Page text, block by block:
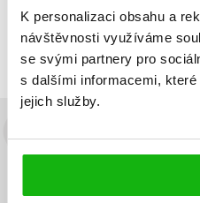
K personalizaci obsahu a
návštěvnosti využíváme
se svými partnery pro
s dalšími informacemi,
jejich služby.
Budete to vědět jako
Zajímá Vás, jaký knižní hit právě
sleva, jaká běží soutěž o ceny?